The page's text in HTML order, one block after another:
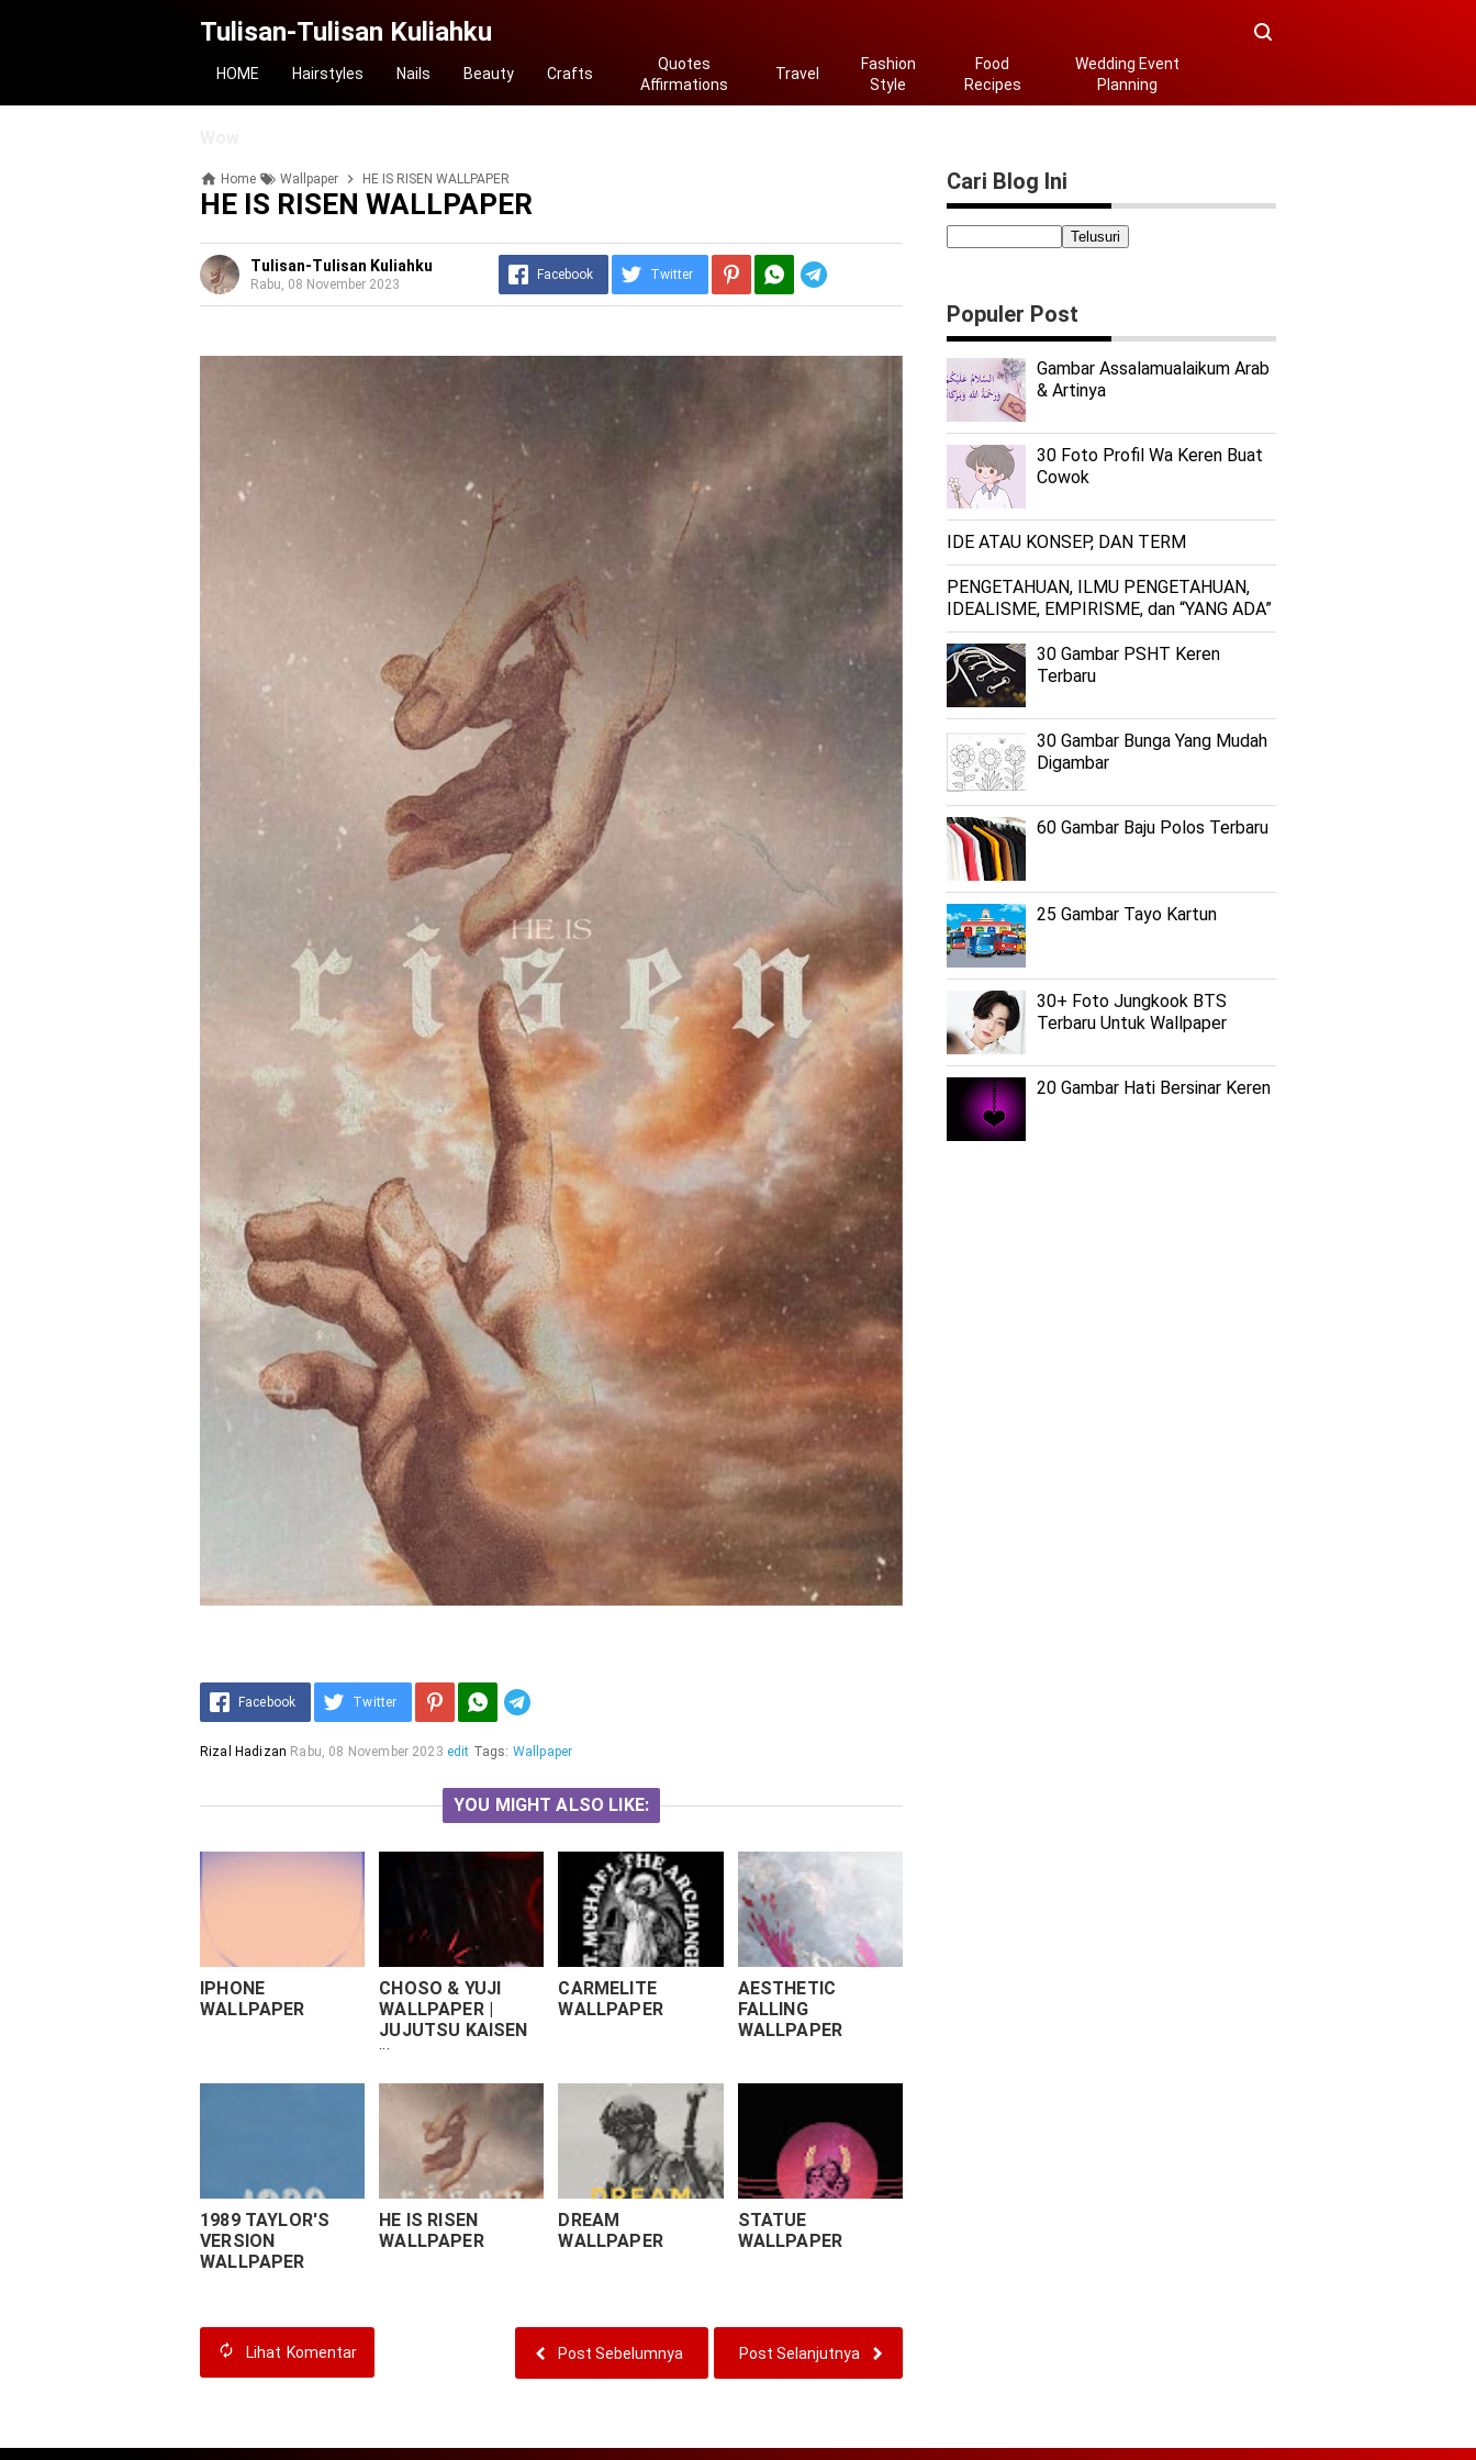
Tulisan-Tulisan Kuliahku
HOME Hairstyles Nails Beauty Crafts
Quotes
Affirmations
Travel
Fashion
Style
Food
Recipes
Wedding Event
Planning
Home Wallpaper HE IS RISEN WALLPAPER
HE IS RISEN WALLPAPER
Tulisan-Tulisan Kuliahku
Rabu, 08 November 2023
Facebook Twitter
Facebook Twitter
Rizal Hadizan Rabu, 08 November 2023 edit Tags: Wallpaper
YOU MIGHT ALSO LIKE:
IPHONE
WALLPAPER
CHOSO & YUJI
WALLPAPER |
JUJUTSU KAISEN
WALLPAPER
CARMELITE
WALLPAPER
AESTHETIC
FALLING
WALLPAPER
1989 TAYLOR'S
VERSION
WALLPAPER
HE IS RISEN
WALLPAPER
DREAM
WALLPAPER
STATUE
WALLPAPER
Lihat Komentar Post Selanjutnya
Post Sebelumnya
Cari Blog Ini
Populer Post
Gambar Assalamualaikum Arab
& Artinya
30 Foto Profil Wa Keren Buat
Cowok
IDE ATAU KONSEP, DAN TERM
PENGETAHUAN, ILMU PENGETAHUAN,
IDEALISME, EMPIRISME, dan “YANG ADA”
30 Gambar PSHT Keren
Terbaru
30 Gambar Bunga Yang Mudah
Digambar
60 Gambar Baju Polos Terbaru
25 Gambar Tayo Kartun
30+ Foto Jungkook BTS
Terbaru Untuk Wallpaper
20 Gambar Hati Bersinar Keren